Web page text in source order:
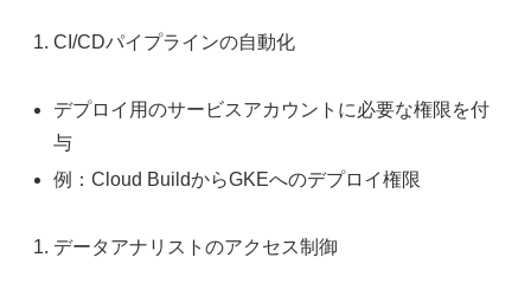
CI/CDパイプラインの自動化
デプロイ用のサービスアカウントに必要な権限を付
与
例：Cloud BuildからGKEへのデプロイ権限
データアナリストのアクセス制御